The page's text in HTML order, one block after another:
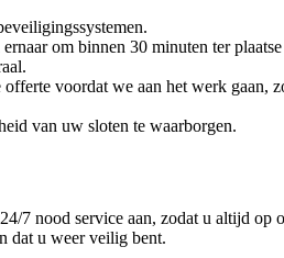
om binnen 30 minuten ter
voordat we aan het werk gaan,
van uw sloten te waarborgen.
7 nood service aan, zodat u altijd op
dat u weer veilig bent.